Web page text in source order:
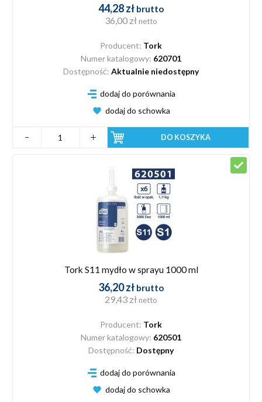
44,28 zł brutto
36,00 zł netto
Producent: Tork
Numer katalogowy: 620701
Dostępność: Aktualnie niedostępny
dodaj do porównania
dodaj do schowka
DO KOSZYKA
Tork S11 mydło w sprayu 1000 ml
36,20 zł brutto
29,43 zł netto
Producent: Tork
Numer katalogowy: 620501
Dostępność: Dostępny
dodaj do porównania
dodaj do schowka